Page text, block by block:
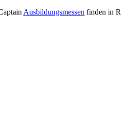
Ausbildungsmessen finden in